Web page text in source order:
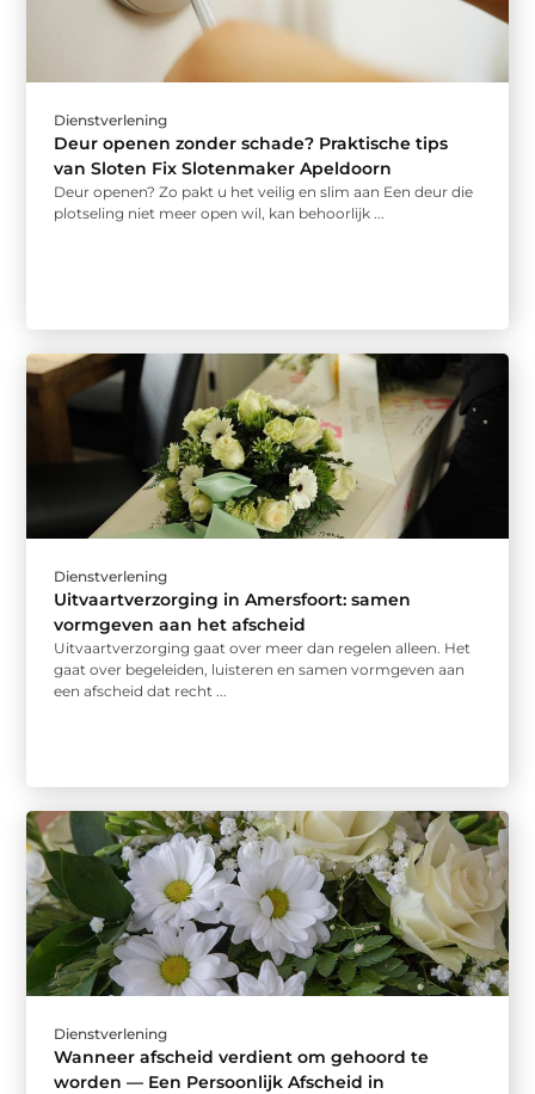
Dienstverlening
Deur openen zonder schade? Praktische tips
van Sloten Fix Slotenmaker Apeldoorn
Deur openen? Zo pakt u het veilig en slim aan Een deur die
plotseling niet meer open wil, kan behoorlijk ...
Dienstverlening
Uitvaartverzorging in Amersfoort: samen
vormgeven aan het afscheid
Uitvaartverzorging gaat over meer dan regelen alleen. Het
gaat over begeleiden, luisteren en samen vormgeven aan
een afscheid dat recht ...
Dienstverlening
Wanneer afscheid verdient om gehoord te
worden — Een Persoonlijk Afscheid in